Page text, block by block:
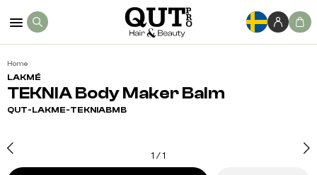
Home
LAKMÉ
TEKNIA Body Maker Balm
QUT-LAKME-TEKNIABMB
1 /1